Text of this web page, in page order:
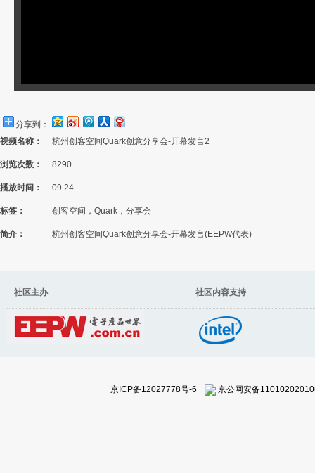
分享到：
视频名称：
杭州创客空间Quark创意分享会-开幕发言2
浏览次数： 8290
播放时间： 09:24
标签： 创客空间，Quark，分享会
简介： 杭州创客空间Quark创意分享会-开幕发言(EEPW代表)
社区主办 社区内容支持
京ICP备12027778号-6 京公网安备